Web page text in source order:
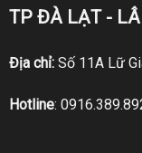
TP ĐÀ LẠT -
Địa chỉ:Số 11A Lữ
Hotline: